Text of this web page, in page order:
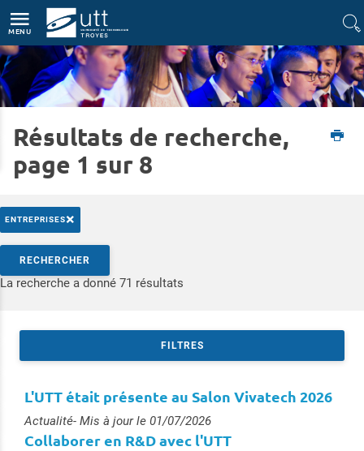
MENU
Accueil Entreprise Recruter nos diplômés
Résultats de recherche,
page 1 sur 8
ENTREPRISES×
Rechercher par mots-clés
RECHERCHER
La recherche a donné 71 résultats
FILTRES
L'UTT était présente au Salon Vivatech 2026
Type :
Actualité- Mis à jour le 01/07/2026
Collaborer en R&D avec l'UTT